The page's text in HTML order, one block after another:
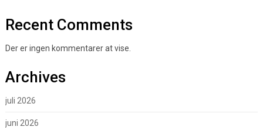
Recent Comments
Der er ingen kommentarer at vise.
Archives
juli 2026
juni 2026